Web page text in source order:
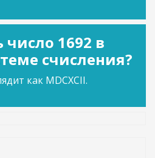
число 1692 в
счисления?
как MDCXCII.